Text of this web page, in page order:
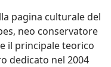
pagina culturale del
neo conservatore
il principale teorico
dedicato nel 2004